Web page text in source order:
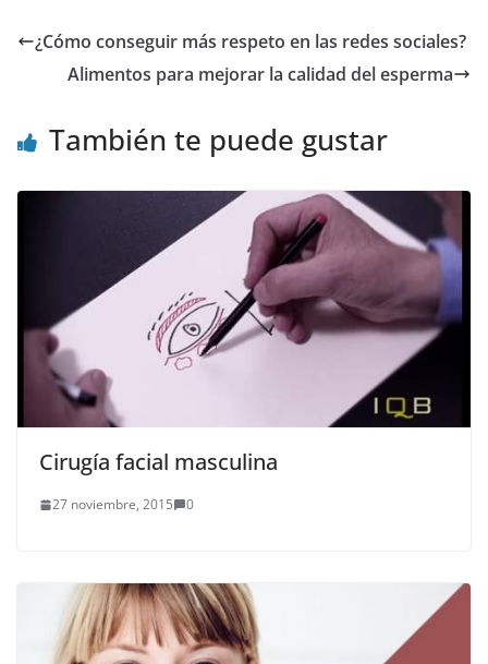
¿Cómo conseguir más respeto en las redes sociales?
Alimentos para mejorar la calidad del esperma
También te puede gustar
Cirugía facial masculina
27 noviembre, 2015 0